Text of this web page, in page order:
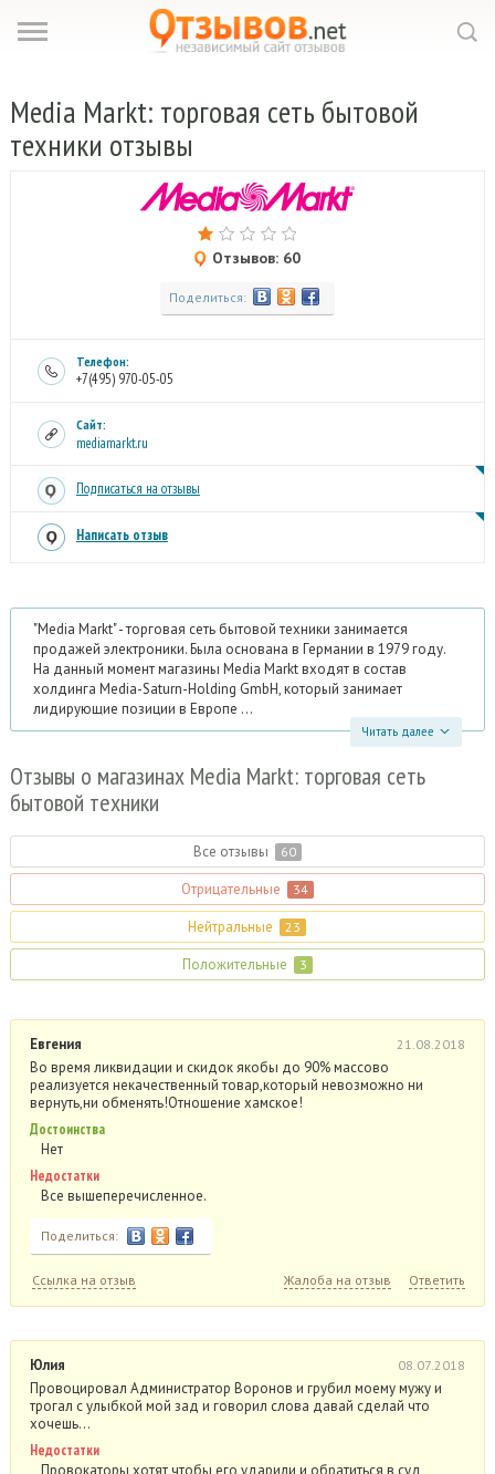
Media Markt: торговая сеть бытовой
техники отзывы
Отзывов: 60
Поделиться:
Телефон:
+7(495) 970-05-05
Сайт:
mediamarkt.ru
Подписаться на отзывы
Написать отзыв
"Media Markt" - торговая сеть бытовой техники занимается
продажей электроники. Была основана в Германии в 1979 году.
На данный момент магазины Media Markt входят в состав
холдинга Media-Saturn-Holding GmbH, который занимает
лидирующие позиции в Европе ...
Читать далее
Отзывы о магазинах Media Markt: торговая сеть
бытовой техники
Все отзывы 60
Отрицательные 34
Нейтральные 23
Положительные 3
Евгения 21.08.2018
Во время ликвидации и скидок якобы до 90% массово
реализуется некачественный товар,который невозможно ни
вернуть,ни обменять!Отношение хамское!
Достоинства
Нет
Недостатки
Все вышеперечисленное.
Поделиться:
Ссылка на отзыв Жалоба на отзыв Ответить
Юлия 08.07.2018
Провоцировал Администратор Воронов и грубил моему мужу и
трогал с улыбкой мой зад и говорил слова давай сделай что
хочешь…
Недостатки
Провокаторы хотят чтобы его ударили и обратиться в суд